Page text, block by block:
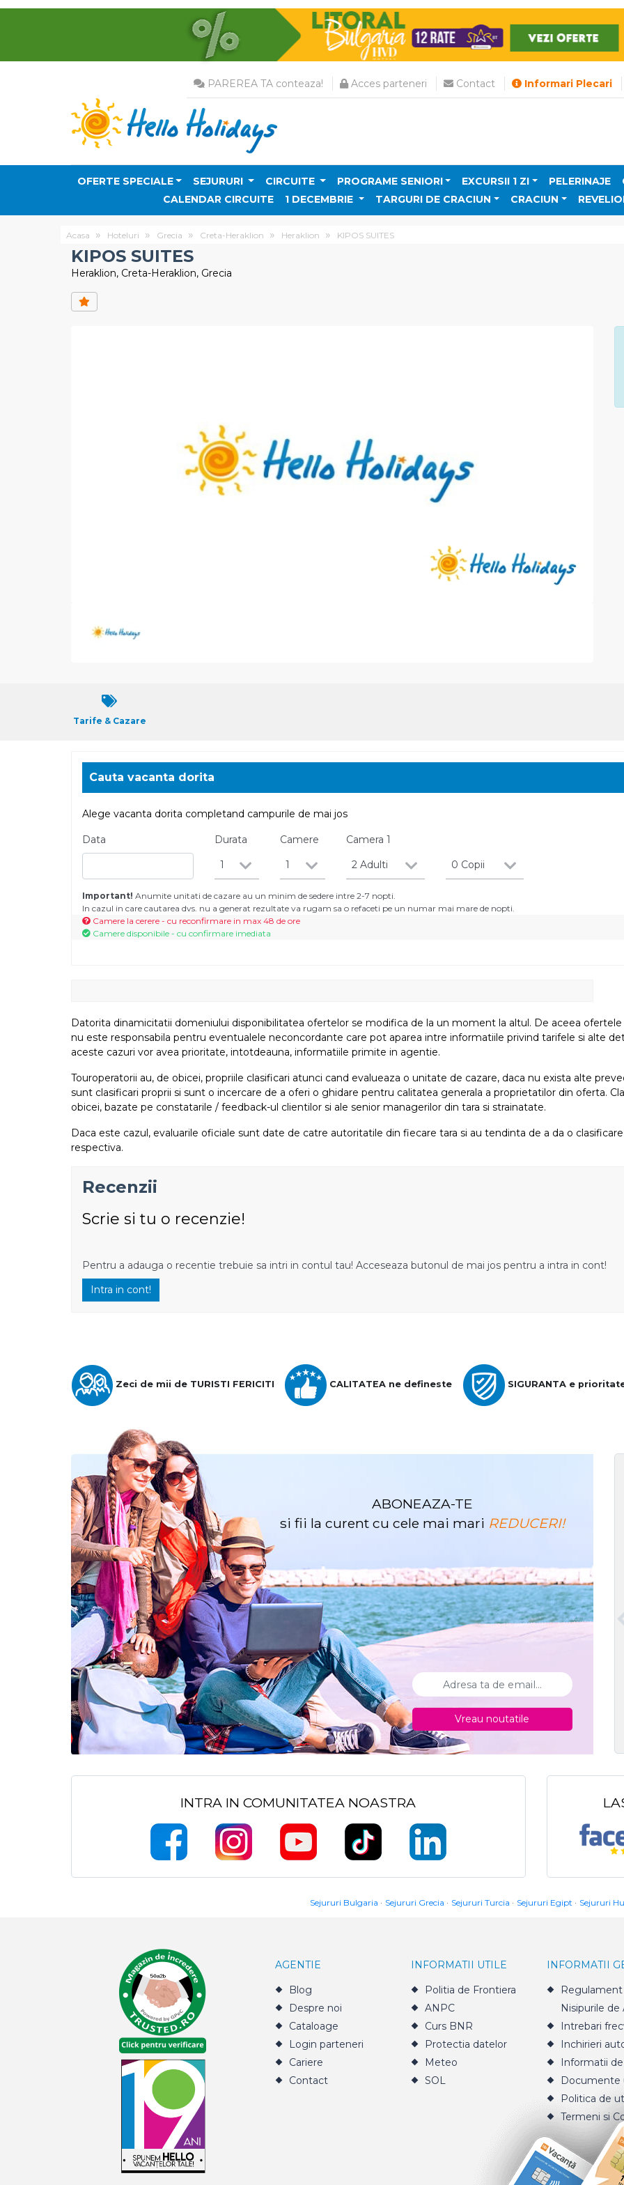
PAREREA TA conteaza! Acces parteneri Contact Informari Plecari
OFERTE SPECIALE SEJURURI CIRCUITE PROGRAME SENIORI EXCURSII 1 ZI PELERINAJE
CALENDAR CIRCUITE
1 DECEMBRIE TARGURI DE CRACIUN CRACIUN
Acasa Hoteluri Grecia Creta-Heraklion Heraklion KIPOS SUITES
KIPOS SUITES
Heraklion, Creta-Heraklion, Grecia
Tarife & Cazare
Cauta vacanta dorita
Alege vacanta dorita completand campurile de mai jos
Data
Durata
1
Camere
1
Camera1
2 Adulti
0 Copii
Important! Anumite unitati de cazare au un minim de sedere intre 2-7 nopti.
In cazul in care cautarea dvs. nu a generat rezultate va rugam sa o refaceti pe un numar mai mare de nopti.
Camere la cerere - cu reconfirmare in max 48 de ore
Camere disponibile - cu confirmare imediata
Datorita dinamicitatii domeniului disponibilitatea ofertelor se modifica de la un moment la altul. De aceea
nu este responsabila pentru eventualele neconcordante care pot aparea intre informatiile privind tarifele si alte
aceste cazuri vor avea prioritate, intotdeauna, informatiile primite in agentie.
Touroperatorii au, de obicei, propriile clasificari atunci cand evalueaza o unitate de cazare, daca nu exista alte
sunt clasificari proprii si sunt o incercare de a oferi o ghidare pentru calitatea generala a proprietatilor din oferta.
obicei, bazate pe constatarile / feedback-ul clientilor si ale senior managerilor din tara si strainatate.
Daca este cazul, evaluarile oficiale sunt date de catre autoritatile din fiecare tara si au tendinta de a da o
respectiva.
Recenzii
Scrie si tu o recenzie!
Pentru a adauga o recentie trebuie sa intri in contul tau! Acceseaza butonul de mai jos pentru a intra in cont!
Intra in cont!
Zeci de mii de TURISTI FERICITI CALITATEA ne defineste SIGURANTA e
ABONEAZA-TE
si fii la curent cu cele mai mari REDUCERI!
Vreau noutatile
INTRA IN COMUNITATEA NOASTRA
Sejururi Bulgaria Sejururi Grecia Sejururi Turcia Sejururi Egipt Sejururi
AGENTIE
Blog
Despre noi
Cataloage
Login parteneri
Cariere
Contact
INFORMATII UTILE
Politia de Frontiera
ANPC
Curs BNR
Protectia datelor
Meteo
SOL
INFORMATII
Regulament
Nisipurile de
Intrebari
Inchirieri
Informatii
Documente
Politica de
Termeni si